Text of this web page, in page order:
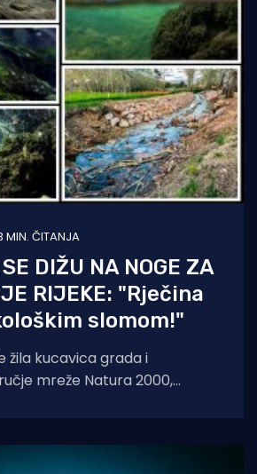
MIN. ČITANJA
DIŽU NA NOGE ZA
RIJEKE: "Rječina
slomom!"
žila kucavica grada i
mreže Natura 2000,